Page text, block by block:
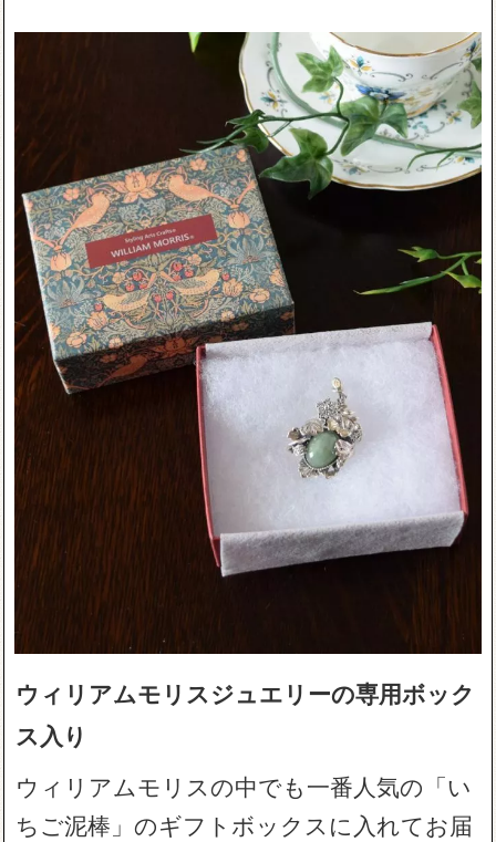
ウィリアムモリスジュエリーの専用ボック
ス入り
ウィリアムモリスの中でも一番人気の「い
ちご泥棒」のギフトボックスに入れてお届